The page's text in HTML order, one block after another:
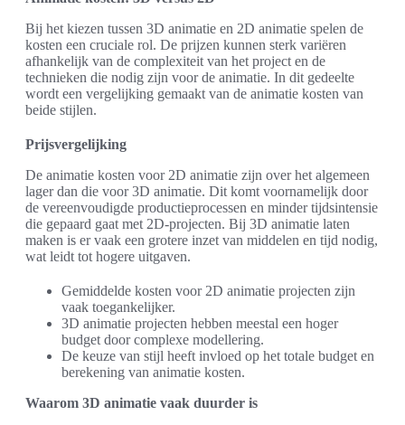
Bij het kiezen tussen 3D animatie en 2D animatie spelen de
kosten een cruciale rol. De prijzen kunnen sterk variëren
afhankelijk van de complexiteit van het project en de
technieken die nodig zijn voor de animatie. In dit gedeelte
wordt een vergelijking gemaakt van de animatie kosten van
beide stijlen.
Prijsvergelijking
De animatie kosten voor 2D animatie zijn over het algemeen
lager dan die voor 3D animatie. Dit komt voornamelijk door
de vereenvoudigde productieprocessen en minder tijdsintensie
die gepaard gaat met 2D-projecten. Bij 3D animatie laten
maken is er vaak een grotere inzet van middelen en tijd nodig,
wat leidt tot hogere uitgaven.
Gemiddelde kosten voor 2D animatie projecten zijn
vaak toegankelijker.
3D animatie projecten hebben meestal een hoger
budget door complexe modellering.
De keuze van stijl heeft invloed op het totale budget en
berekening van animatie kosten.
Waarom 3D animatie vaak duurder is